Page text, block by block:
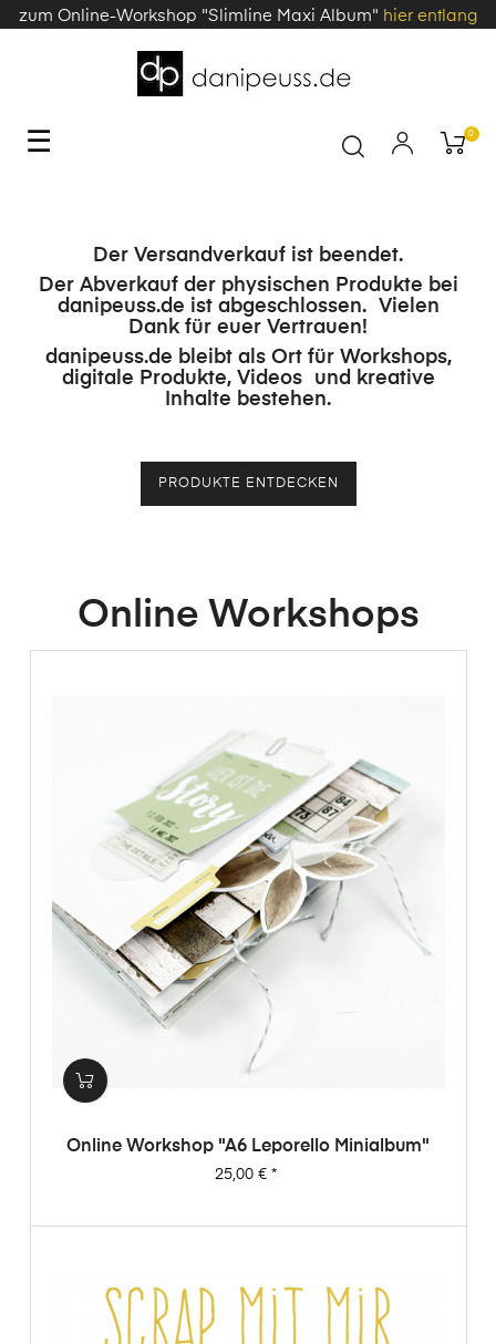
zum Online-Workshop "Slimline Maxi Album" hier entlang
Toggle
☰ 0
Der Versandverkauf ist beendet.
Der Abverkauf der physischen Produkte bei
danipeuss.de ist abgeschlossen. Vielen
Dank für euer Vertrauen!
danipeuss.de bleibt als Ort für Workshops,
digitale Produkte, Videos und kreative
Inhalte bestehen.
PRODUKTE ENTDECKEN
Online Workshops
Online Workshop "A6 Leporello Minialbum"
Preis
25,00 €*